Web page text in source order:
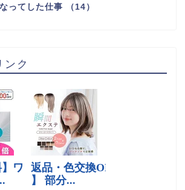
ってした仕事 （14）
ンク